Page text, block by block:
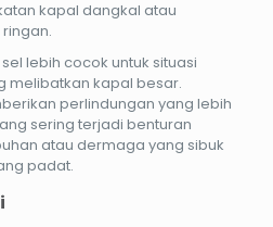
kapal dangkal atau
lebih cocok untuk situasi
melibatkan kapal besar.
perlindungan yang lebih
sering terjadi benturan
atau dermaga yang sibuk
padat.